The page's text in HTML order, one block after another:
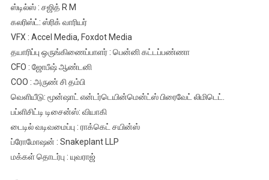
ஸ்டில்ஸ் : சஜித் R M
கலரிஸ்ட்: ஸ்ரிக் வாரியர்
VFX : Accel Media, Foxdot Media
தயாரிப்பு ஒருங்கிணைப்பாளர் : பென்னி கட்டப்பண்ணா
CFO : ஜோபீஷ் ஆண்டனி
COO : அருண் சி தம்பி
வெளியீடு: மூன்ஷாட் என்டர்டெயின்மென்ட்ஸ் பிரைவேட் லிமிடெட்.
பப்ளிசிட்டி டிசைன்ஸ்: வியாகி
டைடில் வடிவமைப்பு : ராக்கெட் சயின்ஸ்
ப்ரோமோஷன் : Snakeplant LLP
மக்கள் தொடர்பு : யுவராஜ்